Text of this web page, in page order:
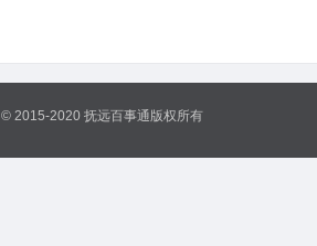
© 2015-2020 抚远百事通版权所有